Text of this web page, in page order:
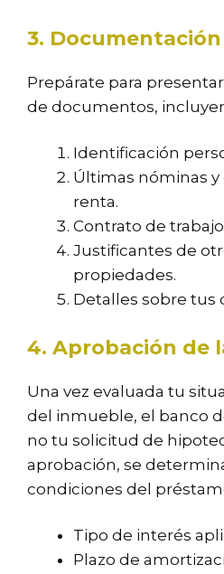
3.
Prepárate para
de documentos,
Identificación
Últimas nóminas y
renta.
Contrato de
Justificantes de
propiedades.
Detalles sobre tus
4. Aprobación de
Una vez evaluada tu
del inmueble, el banco
no tu solicitud de
aprobación, se
condiciones del
Tipo de interés
Plazo de